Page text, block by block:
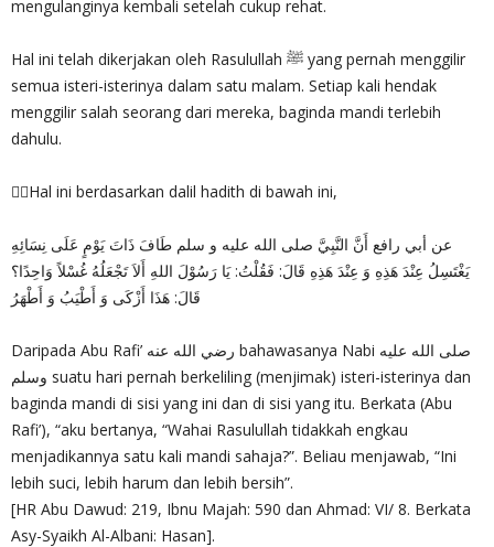
mengulanginya kembali setelah cukup rehat.
Hal ini telah dikerjakan oleh Rasulullah ﷺ yang pernah menggilir
semua isteri-isterinya dalam satu malam. Setiap kali hendak
menggilir salah seorang dari mereka, baginda mandi terlebih
dahulu.
✍🏻Hal ini berdasarkan dalil hadith di bawah ini,
عن أبي رافع أَنَّ النَّبِيَّ صلى الله عليه و سلم طَافَ ذَاتَ يَوْمٍ عَلَى نِسَائِهِ
يَغْتَسِلُ عِنْدَ هَذِهِ وَ عِنْدَ هَذِهِ قَالَ: فَقُلْتُ: يَا رَسُوْلَ اللهِ أَلاَ تَجْعَلُهُ غُسْلاً وَاحِدًا؟
قَالَ: هَذَا أَزْكَى وَ أَطْيَبُ وَ أَطْهَرُ
Daripada Abu Rafi’ رضي الله عنه bahawasanya Nabi صلى الله عليه
وسلم suatu hari pernah berkeliling (menjimak) isteri-isterinya dan
baginda mandi di sisi yang ini dan di sisi yang itu. Berkata (Abu
Rafi’), “aku bertanya, “Wahai Rasulullah tidakkah engkau
menjadikannya satu kali mandi sahaja?”. Beliau menjawab, “Ini
lebih suci, lebih harum dan lebih bersih”.
[HR Abu Dawud: 219, Ibnu Majah: 590 dan Ahmad: VI/ 8. Berkata
Asy-Syaikh Al-Albani: Hasan].